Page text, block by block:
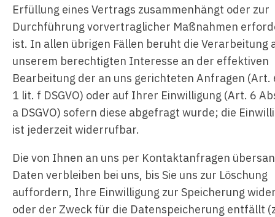
Erfüllung eines Vertrags zusammenhängt oder zur
Durchführung vorvertraglicher Maßnahmen
ist. In allen übrigen Fällen beruht die Verarbeitung
unserem berechtigten Interesse an der effektiven
Bearbeitung der an uns gerichteten Anfragen (Art.
1 lit. f DSGVO) oder auf Ihrer Einwilligung (Art. 6
a DSGVO) sofern diese abgefragt wurde; die
ist jederzeit widerrufbar.
Die von Ihnen an uns per Kontaktanfragen
Daten verbleiben bei uns, bis Sie uns zur Löschung
auffordern, Ihre Einwilligung zur Speicherung
oder der Zweck für die Datenspeicherung entfällt